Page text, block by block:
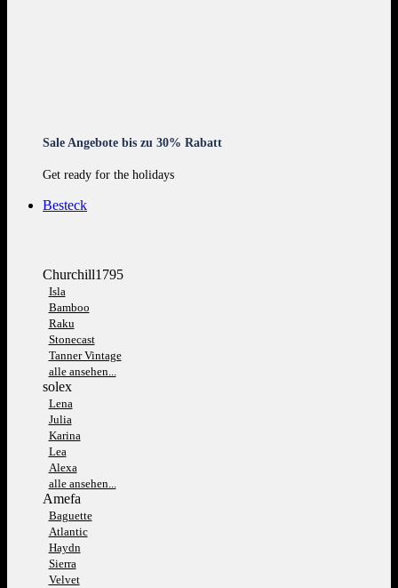
Sale Angebote bis zu 30% Rabatt
Get ready for the holidays
Besteck
Churchill1795
Isla
Bamboo
Raku
Stonecast
Tanner Vintage
alle ansehen...
solex
Lena
Julia
Karina
Lea
Alexa
alle ansehen...
Amefa
Baguette
Atlantic
Haydn
Sierra
Velvet